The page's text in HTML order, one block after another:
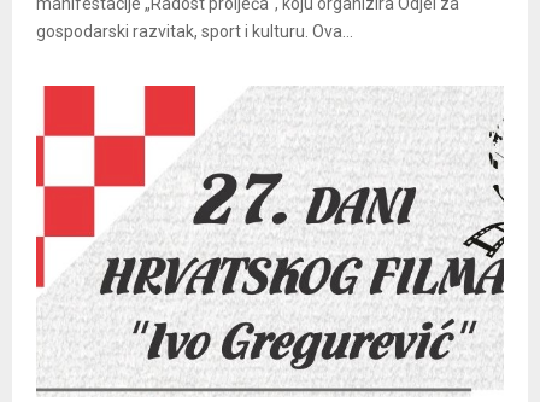
gospodarski razvitak, sport i kulturu. Ova...